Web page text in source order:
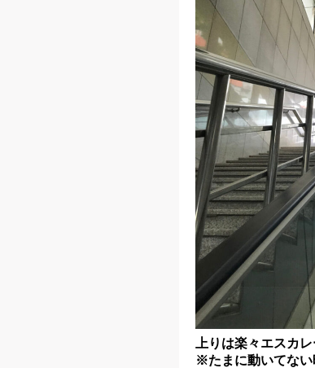
上りは楽々エスカ
※たまに動いてない